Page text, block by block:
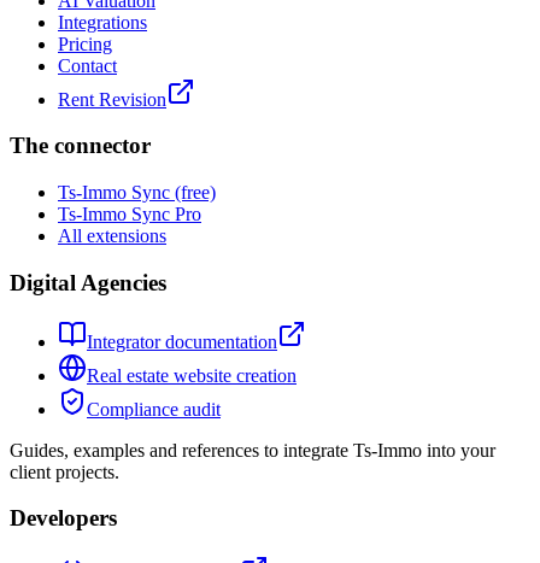
Integrations
Pricing
Contact
Rent Revision
The connector
Ts-Immo Sync (free)
Ts-Immo Sync Pro
All extensions
Digital Agencies
Integrator documentation
Real estate website creation
Compliance audit
Guides, examples and references to integrate Ts-Immo into your
client projects.
Developers